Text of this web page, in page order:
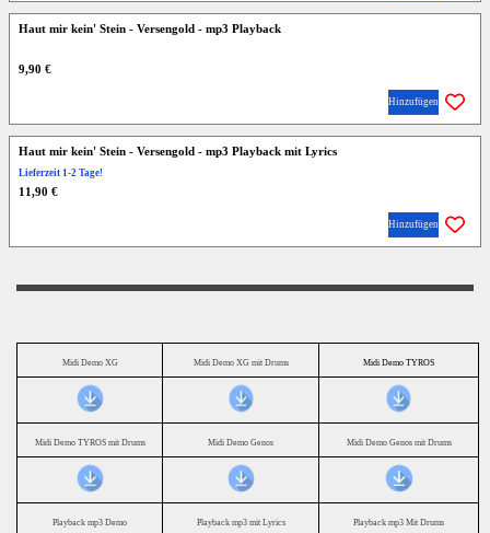
Haut mir kein' Stein - Versengold - mp3 Playback
9,90 €
Hinzufügen
Haut mir kein' Stein - Versengold - mp3 Playback mit Lyrics
Lieferzeit 1-2 Tage!
11,90 €
Hinzufügen
Midi Demo XG Midi Demo XG mit Drums Midi Demo TYROS
Midi Demo TYROS mit Drums Midi Demo Genos Midi Demo Genos mit Drums
Playback mp3 Demo Playback mp3 mit Lyrics Playback mp3 Mit Drums